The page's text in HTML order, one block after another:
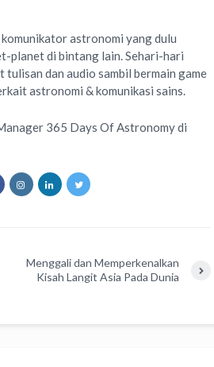
komunikator astronomi yang dulu
planet di bintang lain. Sehari-hari
tulisandanaudio sambil bermain game
astronomi &komunikasi sains.
365 Days Of Astronomydi
Menggali dan Memperkenalkan
Kisah Langit Asia Pada Dunia